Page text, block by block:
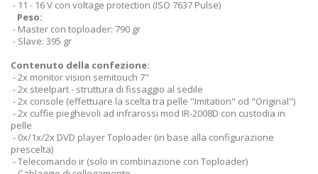
- 11 - 16 V con voltage protection (ISO 7637 Pulse)
Peso:
- Master con toploader: 790 gr
- Slave: 395 gr
Contenuto della confezione:
- 2x monitor vision semitouch 7"
- 2x steelpart - struttura di fissaggio al sedile
- 2x console (effettuare la scelta tra pelle "Imitation" od "Original")
- 2x cuffie pieghevoli ad infrarossi mod IR-2008D con custodia in
pelle
- 0x/1x/2x DVD player Toploader (in base alla configurazione
prescelta)
- Telecomando ir (solo in combinazione con Toploader)